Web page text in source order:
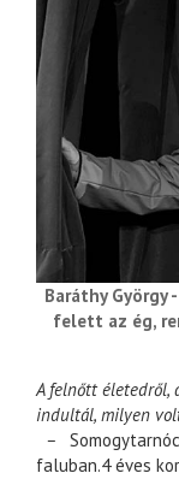
Baráthy György
felett az ég,
A felnőtt életedről,
indultál, milyen
–
faluban.4 éves